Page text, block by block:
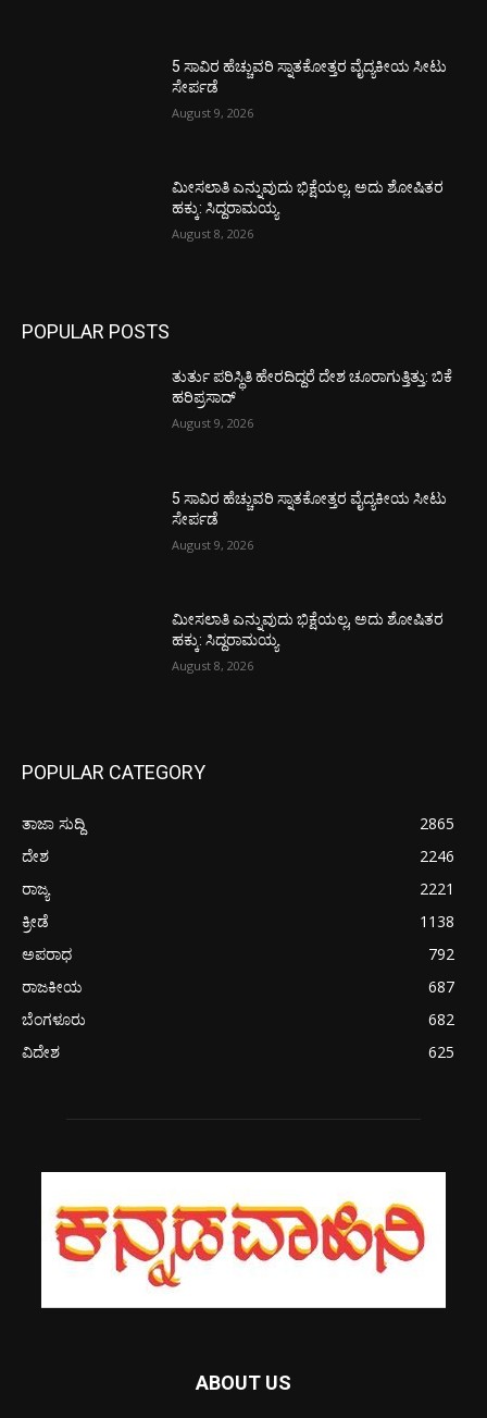
5 ಸಾವಿರ ಹೆಚ್ಚುವರಿ ಸ್ನಾತಕೋತ್ತರ ವೈದ್ಯಕೀಯ ಸೀಟು
ಸೇರ್ಪಡೆ
August 9, 2026
ಮೀಸಲಾತಿ ಎನ್ನುವುದು ಭಿಕ್ಷೆಯಲ್ಲ, ಅದು ಶೋಷಿತರ
ಹಕ್ಕು: ಸಿದ್ದರಾಮಯ್ಯ
August 8, 2026
POPULAR POSTS
ತುರ್ತು ಪರಿಸ್ಥಿತಿ ಹೇರದಿದ್ದರೆ ದೇಶ ಚೂರಾಗುತ್ತಿತ್ತು: ಬಿಕೆ
ಹರಿಪ್ರಸಾದ್
August 9, 2026
5 ಸಾವಿರ ಹೆಚ್ಚುವರಿ ಸ್ನಾತಕೋತ್ತರ ವೈದ್ಯಕೀಯ ಸೀಟು
ಸೇರ್ಪಡೆ
August 9, 2026
ಮೀಸಲಾತಿ ಎನ್ನುವುದು ಭಿಕ್ಷೆಯಲ್ಲ, ಅದು ಶೋಷಿತರ
ಹಕ್ಕು: ಸಿದ್ದರಾಮಯ್ಯ
August 8, 2026
POPULAR CATEGORY
ತಾಜಾ ಸುದ್ದಿ
2865
ದೇಶ
2246
ರಾಜ್ಯ
2221
ಕ್ರೀಡೆ
1138
ಅಪರಾಧ
792
ರಾಜಕೀಯ
687
ಬೆಂಗಳೂರು
682
ವಿದೇಶ
625
ABOUT US